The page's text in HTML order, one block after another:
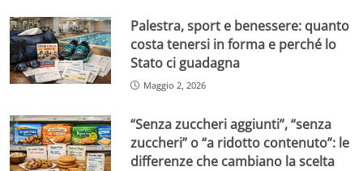
Palestra, sport e benessere: quanto
costa tenersi in forma e perché lo
Stato ci guadagna
Maggio 2, 2026
“Senza zuccheri aggiunti”, “senza
zuccheri” o “a ridotto contenuto”: le
differenze che cambiano la scelta